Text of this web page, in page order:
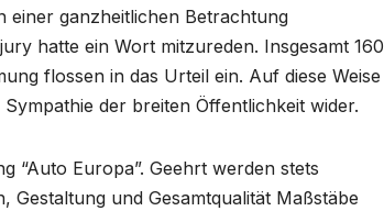
einer ganzheitlichen Betrachtung
hatte ein Wort mitzureden. Insgesamt 160
flossen in das Urteil ein. Auf diese Weise
der breiten Öffentlichkeit wider.
“Auto Europa”. Geehrt werden stets
und Gesamtqualität Maßstäbe